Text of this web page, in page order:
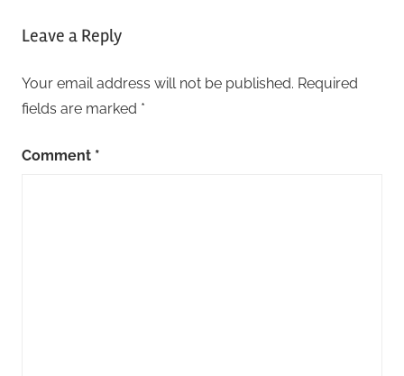
Leave a Reply
Your email address will not be published. Required
fields are marked *
Comment *